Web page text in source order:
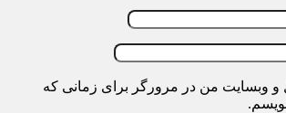
و وبسایت من در مرورگر برای زمانی که